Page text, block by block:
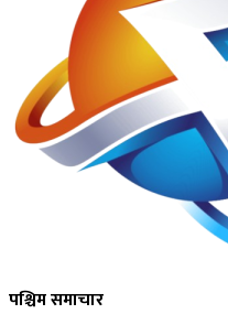
पश्चिम समाचार